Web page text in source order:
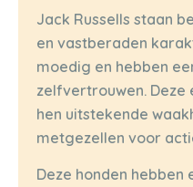
Jack Russells staan
en vastberaden
moedig en hebben
zelfvertrouwen. Deze
hen uitstekende
metgezellen voor
Deze honden